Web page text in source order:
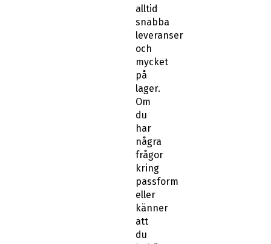
alltid
snabba
leveranser
och
mycket
på
lager.
Om
du
har
några
frågor
kring
passform
eller
känner
att
du